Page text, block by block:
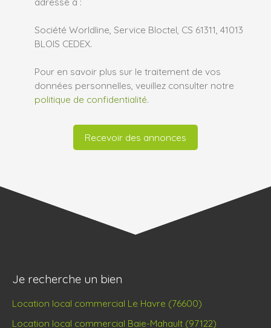
Société Worldline, Service Bloctel, CS 61311, 41013
BLOIS CEDEX.
Pour en savoir plus sur le traitement de vos
données personnelles, veuillez consulter notre
politique de confidentialité.
Recevoir des annonces
Je recherche un bien
Location local commercial Le Havre (76600)
Location local commercial Baie-Mahault (97122)